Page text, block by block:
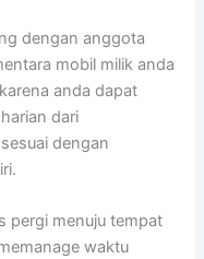
dengan anggota
mobil milik anda
anda dapat
dari
dengan
pergi menuju tempat
waktu